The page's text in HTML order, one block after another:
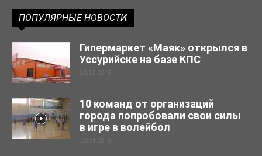
ПОПУЛЯРНЫЕ НОВОСТИ
Гипермаркет «Маяк» открылся в
Уссурийске на базе КПС
23.12.2019
10 команд от организаций
города попробовали свои силы
в игре в волейбол
30.04.2019